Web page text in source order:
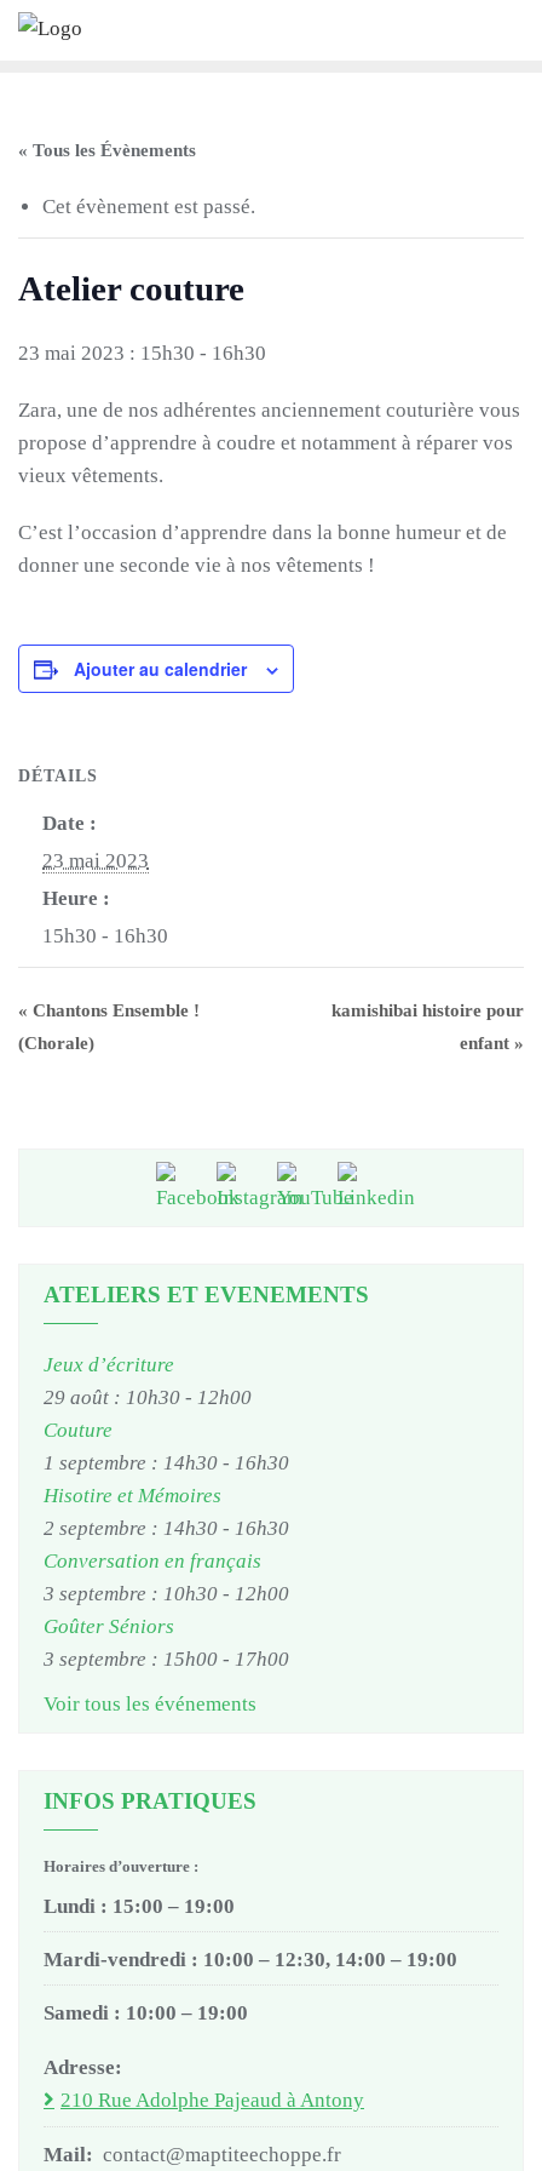
Skip
« Tous les Évènements
Cet évènement est passé.
Atelier couture
23 mai 2023 : 15h30 - 16h30
Zara, une de nos adhérentes anciennement couturière vous
propose d’apprendre à coudre et notamment à réparer vos
vieux vêtements.
C’est l’occasion d’apprendre dans la bonne humeur et de
donner une seconde vie à nos vêtements !
Ajouter au calendrier
DÉTAILS
Date :
23 mai 2023
Heure :
15h30 - 16h30
« Chantons Ensemble !
(Chorale)
kamishibai histoire pour
enfant »
ATELIERS ET EVENEMENTS
Jeux d’écriture
29 août : 10h30 - 12h00
Couture
1 septembre : 14h30 - 16h30
Hisotire et Mémoires
2 septembre : 14h30 - 16h30
Conversation en français
3 septembre : 10h30 - 12h00
Goûter Séniors
3 septembre : 15h00 - 17h00
Voir tous les événements
INFOS PRATIQUES
Horaires d’ouverture :
Lundi : 15:00 – 19:00
Mardi-vendredi : 10:00 – 12:30, 14:00 – 19:00
Samedi : 10:00 – 19:00
Adresse:
210 Rue Adolphe Pajeaud à Antony
Mail: contact@maptiteechoppe.fr